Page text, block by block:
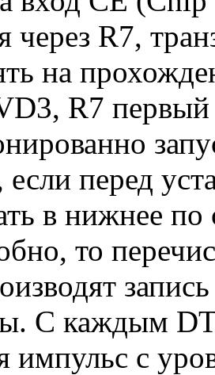
через R7,
на
R7
перед
в нижнее по
то
С каждым
импульс с